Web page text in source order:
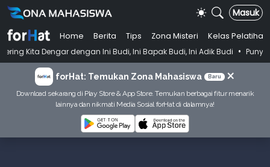
Masuk
Home Berita Tips Zona Misteri
Kelas Pelatihan
dengan Ini Budi, Ini Bapak Budi, Ini Adik Budi
• Punya Tujuan
forHat: Temukan Zona Mahasiswa Baru ×
Download sekarang di Play Store & App Store. Temukan berbagai fitur menarik
lainnya dan nikmati Media Sosial forHat di dalamnya!